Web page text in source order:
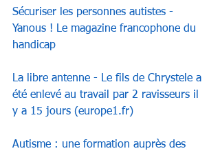
Sécuriser les personnes autistes -
Yanous ! Le magazine francophone du
handicap
La libre antenne - Le fils de Chrystele a
été enlevé au travail par 2 ravisseurs il
y a 15 jours (europe1.fr)
Autisme : une formation auprès des